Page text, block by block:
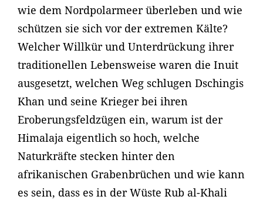
wie dem Nordpolarmeer überleben und wie
schützen sie sich vor der extremen Kälte?
Welcher Willkür und Unterdrückung ihrer
traditionellen Lebensweise waren die Inuit
ausgesetzt, welchen Weg schlugen Dschingis
Khan und seine Krieger bei ihren
Eroberungsfeldzügen ein, warum ist der
Himalaja eigentlich so hoch, welche
Naturkräfte stecken hinter den
afrikanischen Grabenbrüchen und wie kann
es sein, dass es in der Wüste Rub al-Khali